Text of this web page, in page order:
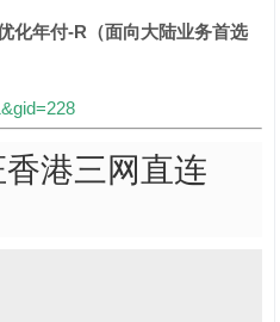
化年付-R（面向大陆业务首选
香港三网直连